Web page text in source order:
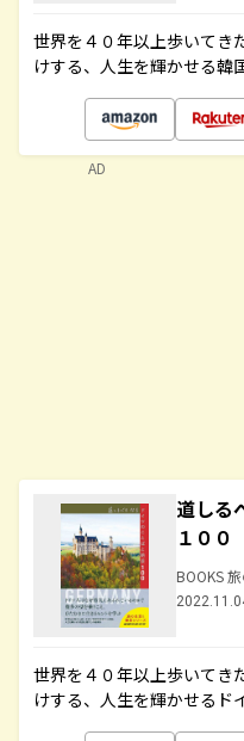
世界を４０年以上歩いてき
けする、人生を輝かせる韓
道しる
１００
BOOKS
世界を４０年以上歩いてき
けする、人生を輝かせるド
AD